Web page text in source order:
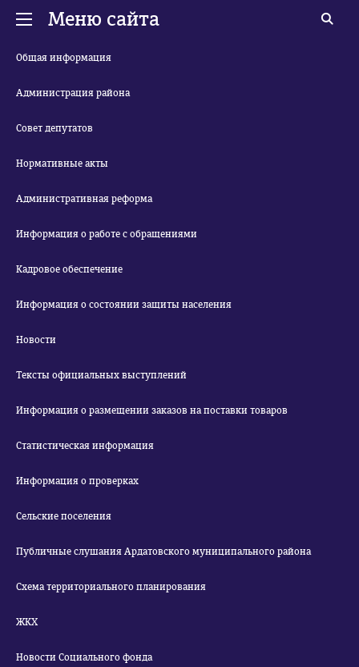
Меню сайта
Общая информация
Администрация района
Совет депутатов
Нормативные акты
Административная реформа
Информация о работе с обращениями
Кадровое обеспечение
Информация о состоянии защиты населения
Новости
Тексты официальных выступлений
Информация о размещении заказов на поставки товаров
Статистическая информация
Информация о проверках
Сельские поселения
Публичные слушания Ардатовского муниципального района
Схема территориального планирования
ЖКХ
Новости Социального фонда